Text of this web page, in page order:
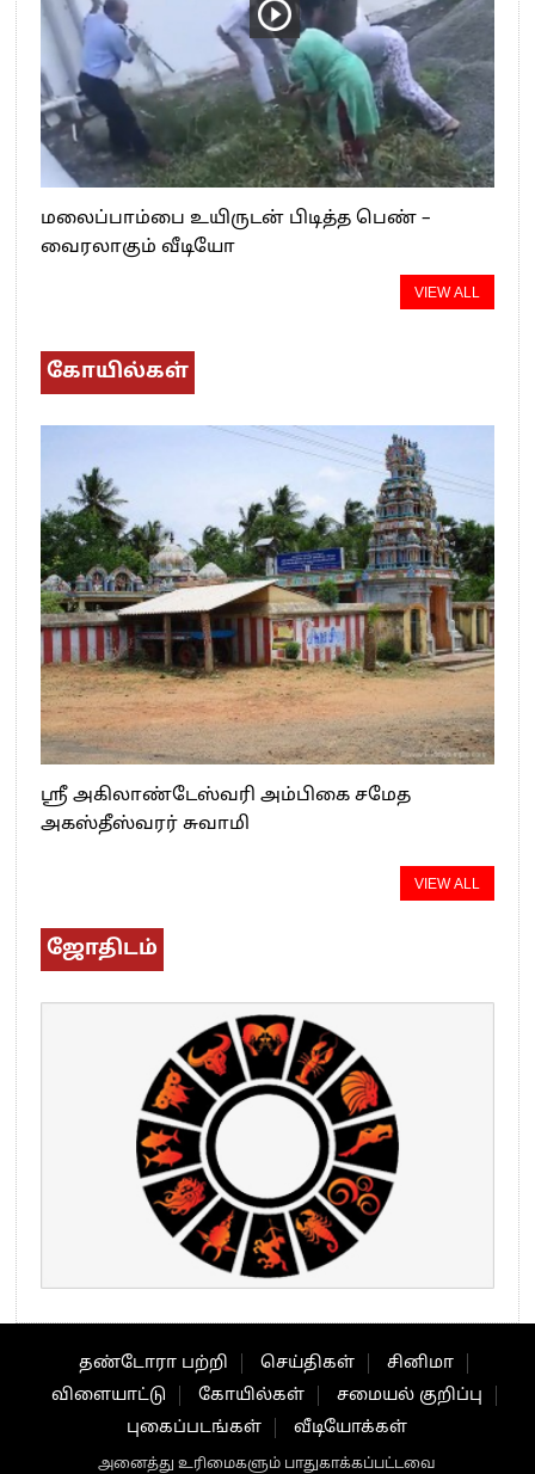
மலைப்பாம்பை உயிருடன் பிடித்த பெண் –
வைரலாகும் வீடியோ
VIEW ALL
கோயில்கள்
ஸ்ரீ அகிலாண்டேஸ்வரி அம்பிகை சமேத
அகஸ்தீஸ்வரர் சுவாமி
VIEW ALL
ஜோதிடம்
தண்டோரா பற்றி செய்திகள்
சினிமா
விளையாட்டு
கோயில்கள்
சமையல் குறிப்பு
புகைப்படங்கள்
வீடியோக்கள்
அனைத்து உரிமைகளும் பாதுகாக்கப்பட்டவை